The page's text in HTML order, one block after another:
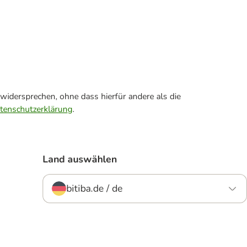
ohne dass hierfür andere als die
.
Land auswählen
bitiba.de / de